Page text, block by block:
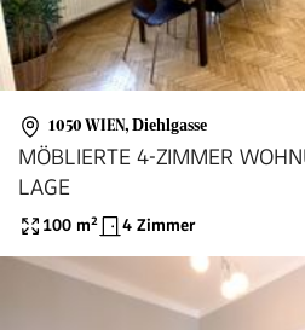
1050 WIEN, Diehlgasse
MÖBLIERTE 4-ZIMMER
LAGE
100 m² 4 Zimmer